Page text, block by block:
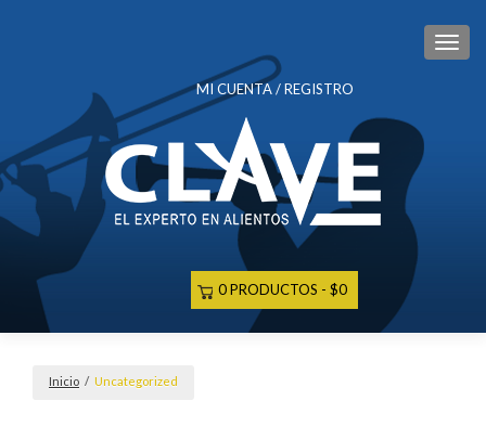
MI CUENTA / REGISTRO
0 PRODUCTOS $0
Inicio / Uncategorized